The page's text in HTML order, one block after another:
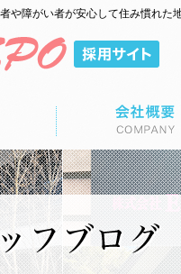
や障がい者が安心して住み慣れた